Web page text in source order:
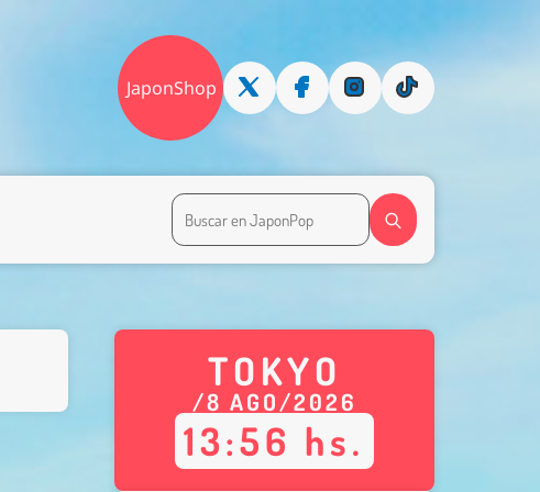
JaponShop
TOKYO
/8 AGO/2026
13:56 hs.